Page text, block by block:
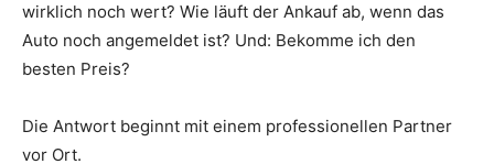
wirklich noch wert? Wie läuft der Ankauf ab, wenn das
Auto noch angemeldet ist? Und: Bekomme ich den
besten Preis?
Die Antwort beginnt mit einem professionellen Partner
vor Ort.